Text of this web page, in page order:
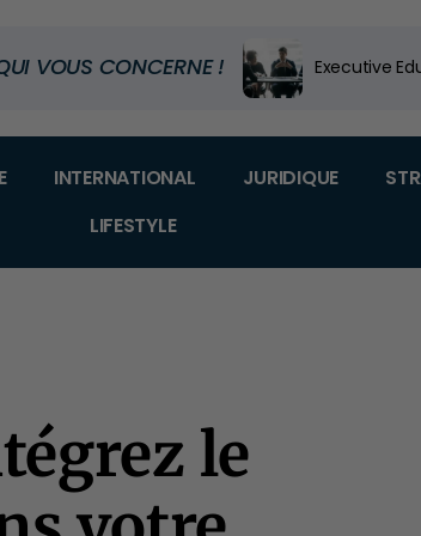
VOUS CONCERNE ! Code
Dans quel
INTERNATIONAL JURIDIQUE
LIFESTYLE
le